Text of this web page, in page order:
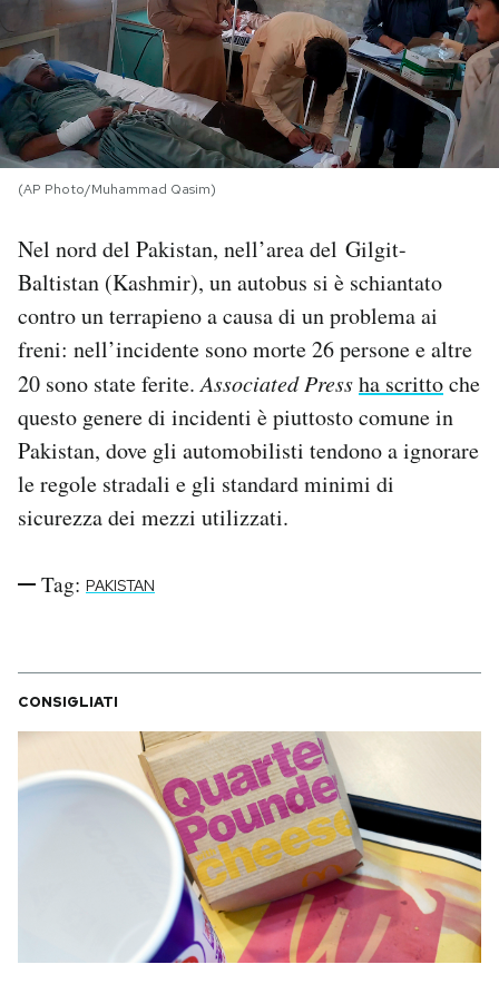
PODCAST
NEWSLETTER
I MIEI PREFERITI
AREA PERSONALE
Area Personale
Newsletter
Notifiche mobile
Regala il Post
(AP Photo/Muhammad Qasim)
Nel nord del Pakistan, nell’area del Gilgit-
Baltistan (Kashmir), un autobus si è schiantato
contro un terrapieno a causa di un problema ai
freni: nell’incidente sono morte 26 persone e altre
20 sono state ferite.Associated Pressha scrittoche
questo genere di incidenti è piuttosto comune in
Pakistan, dove gli automobilisti tendono a ignorare
le regole stradali e gli standard minimi di
sicurezza dei mezzi utilizzati.
Tag: PAKISTAN
CONSIGLIATI